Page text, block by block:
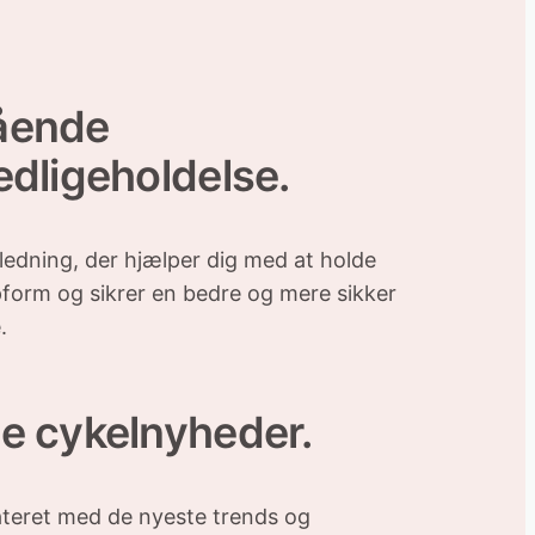
der hjælper dig med at holde
og sikrer en bedre og mere sikker
cykelnyheder.
med de nyeste trends og